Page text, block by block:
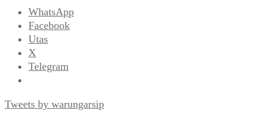
WhatsApp
Facebook
Utas
X
Telegram
Tweets by warungarsip